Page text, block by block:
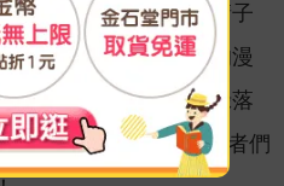
每一本都有作者雲田晴子
內容更額外收錄加筆的漫
值得收藏。《昭和元祿落
13正式上市，邀請讀者們